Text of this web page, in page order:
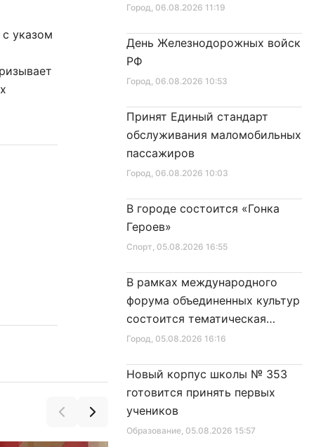
указом
Город, 06.08.2026 11:19
Город, 06.08.2026 10:53
День Железнодорожных войск
РФ
Город, 06.08.2026 10:03
Принят Единый стандарт
обслуживания маломобильных
пассажиров
Спорт, 05.08.2026 16:55
В городе состоится «Гонка
Героев»
Город, 05.08.2026 16:16
В рамках международного
форума объединенных культур
состоится тематическая
секция
Образование, 05.08.2026 15:57
Новый корпус школы № 353
готовится принять первых
учеников